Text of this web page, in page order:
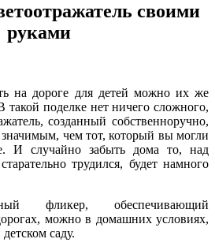
своими
руками
на дороге для детей можно их же
поделке нет ничего сложного,
созданный собственноручно,
значимым, чем тот, который вы могли
И случайно забыть дома то, над
трудился, будет намного
фликер, обеспечивающий
можно в домашних условиях,
саду.